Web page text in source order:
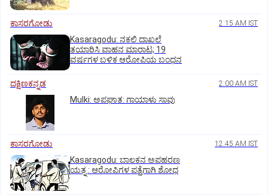
ಕಾಸರಗೋಡು 2:15 AM IST
Kasaragodu: ನಕಲಿ ದಾಖಲೆ
ತಯಾರಿಸಿ ವಾಹನ ಮಾರಾಟ; 19
ವರ್ಷಗಳ ಬಳಿಕ ಆರೋಪಿಯ ಬಂಧನ
ದಕ್ಷಿಣಕನ್ನಡ 2:00 AM IST
Mulki: ಅಪಘಾತ: ಗಾಯಾಳು ಸಾವು
ಕಾಸರಗೋಡು 12:45 AM IST
Kasaragodu: ಬಾಲಕನ ಅಪಹರಣ
ಯತ್ನ : ಆರೋಪಿಗಳ ಪತ್ತೆಗಾಗಿ ಶೋಧ